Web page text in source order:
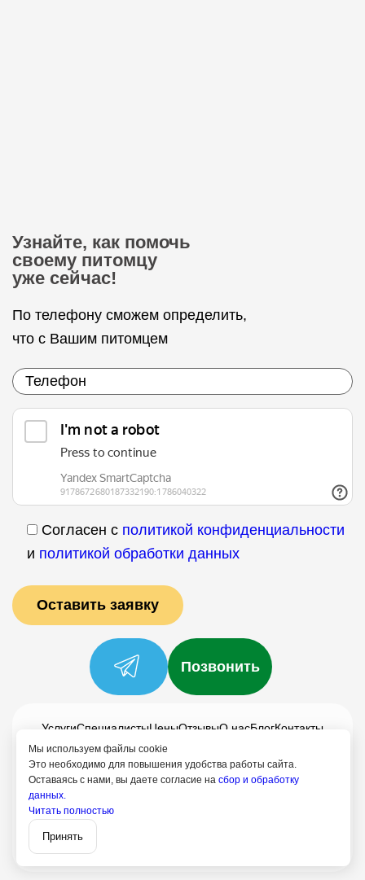
Узнайте, как помочь
своему питомцу
уже сейчас!
По телефону сможем определить,
что с Вашим питомцем
Согласен с политикой конфиденциальности
и политикой обработки данных
Мы используем файлы cookie
Это необходимо для повышения удобства работы сайта.
Оставаясь с нами, вы даете согласие на сбор и обработку
данных.
Читать полностью
Принять
Позвонить
УслугиСпециалистыЦеныОтзывыО насБлогКонтакты
Политика конфиденциальности
Согласие на обработку
+7 (958) 795-61-54
Озёрный